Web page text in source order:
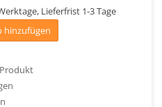
Lieferfrist 1-3 Tage
hinzufügen